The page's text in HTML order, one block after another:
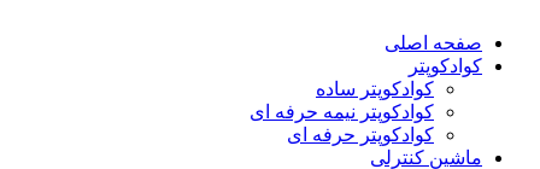
صفحه اصلی
کوادکوپتر
کوادکوپتر ساده
کوادکوپتر نیمه حرفه ای
کوادکوپتر حرفه ای
ماشین کنترلی